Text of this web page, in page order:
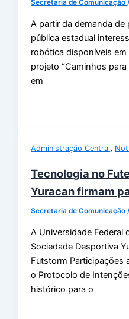
Secretaria de Comunicação
A partir da demanda
pública estadual
robótica disponíveis
projeto “Caminhos
em
Administração Central,
Tecnologia no
Yuracan firmam
Secretaria de Comunicação
A Universidade Federal
Sociedade Desportiva
Futstorm Participações
o Protocolo de
histórico para o